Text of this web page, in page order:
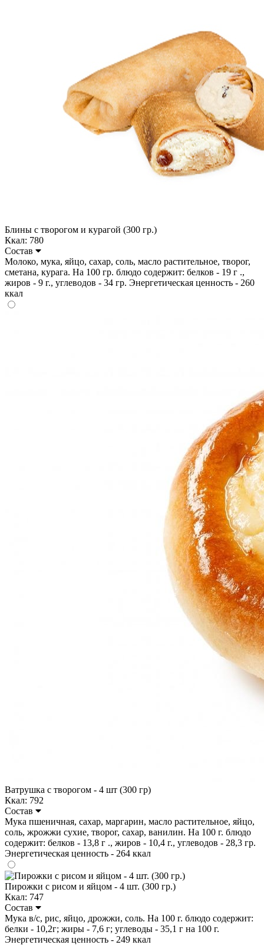
Блины с творогом и курагой (300 гр.)
Ккал: 780
Состав
Молоко, мука, яйцо, сахар, соль, масло растительное, творог,
сметана, курага. На 100 гр. блюдо содержит: белков - 19 г .,
жиров - 9 г., углеводов - 34 гр. Энергетическая ценность - 260
ккал
Ватрушка с творогом - 4 шт (300 гр)
Ккал: 792
Состав
Мука пшеничная, сахар, маргарин, масло растительное, яйцо,
соль, жрожжи сухие, творог, сахар, ванилин. На 100 г. блюдо
содержит: белков - 13,8 г ., жиров - 10,4 г., углеводов - 28,3 гр.
Энергетическая ценность - 264 ккал
Пирожки с рисом и яйцом - 4 шт. (300 гр.)
Ккал: 747
Состав
Мука в/с, рис, яйцо, дрожжи, соль. На 100 г. блюдо содержит:
белки - 10,2г; жиры - 7,6 г; углеводы - 35,1 г на 100 г.
Энергетическая ценность - 249 ккал